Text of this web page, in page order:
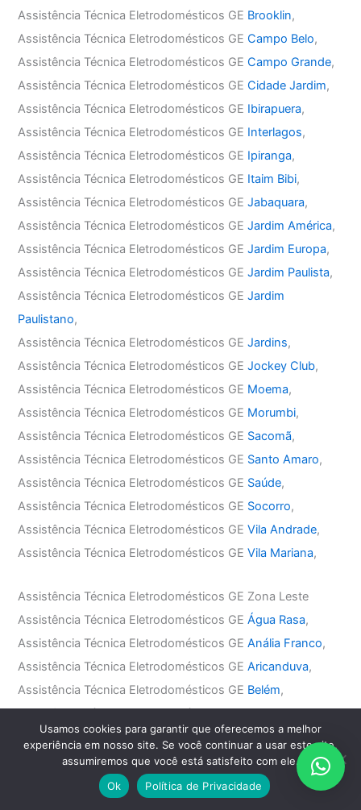
Assistência Técnica Eletrodomésticos GE Brooklin,
Assistência Técnica Eletrodomésticos GECampo Belo,
Assistência Técnica Eletrodomésticos GECampo Grande,
Assistência Técnica Eletrodomésticos GECidade Jardim,
Assistência Técnica Eletrodomésticos GE Ibirapuera,
Assistência Técnica Eletrodomésticos GE Interlagos,
Assistência Técnica Eletrodomésticos GE Ipiranga,
Assistência Técnica Eletrodomésticos GE Itaim Bibi,
Assistência Técnica Eletrodomésticos GEJabaquara,
Assistência Técnica Eletrodomésticos GEJardim América,
Assistência Técnica Eletrodomésticos GEJardim Europa,
Assistência Técnica Eletrodomésticos GEJardim Paulista,
Assistência Técnica Eletrodomésticos GEJardim
Paulistano,
Assistência Técnica Eletrodomésticos GEJardins,
Assistência Técnica Eletrodomésticos GEJockey Club,
Assistência Técnica Eletrodomésticos GE Moema,
Assistência Técnica Eletrodomésticos GE Morumbi,
Assistência Técnica Eletrodomésticos GE Sacomã,
Assistência Técnica Eletrodomésticos GE Santo Amaro,
Assistência Técnica Eletrodomésticos GE Saúde,
Assistência Técnica Eletrodomésticos GE Socorro,
Assistência Técnica Eletrodomésticos GEVila Andrade,
Assistência Técnica Eletrodomésticos GEVila Mariana,
Assistência Técnica Eletrodomésticos GE Zona Leste
Assistência Técnica Eletrodomésticos GEÁgua Rasa,
Assistência Técnica Eletrodomésticos GEAnália Franco,
Assistência Técnica Eletrodomésticos GEAricanduva,
Assistência Técnica Eletrodomésticos GE Belém,
Assistência Técnica Eletrodomésticos GEPenha,
Assistência Técnica Eletrodomésticos GETatuapé,
Assistência Técnica Eletrodomésticos GEVila Carrão,
Usamos cookies para garantir que oferecemos a melhor
experiência em nosso site. Se você continuar a usar este site,
assumiremos que você está satisfeito com ele.
Ok
Política de Privacidade